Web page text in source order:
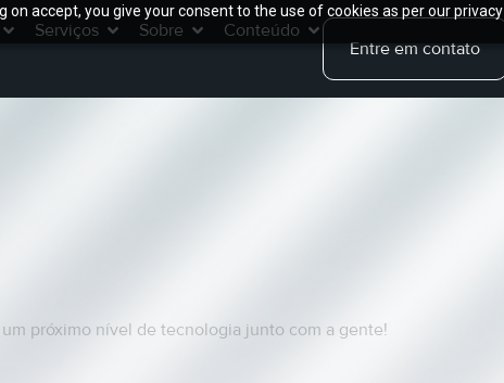
accept, you give your consent to the use of cookies as per our privacy
Serviços Sobre
Conteúdo
Entre em contato
próximo nível de tecnologia junto com a gente!